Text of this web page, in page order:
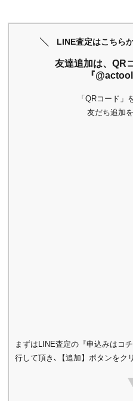
LINE査定はこちら
友達追加は、QR
『
「QRコード」
友だち追加
まずはLINE査定の『申込みはコ
行して頂き､【追加】ボタンをク